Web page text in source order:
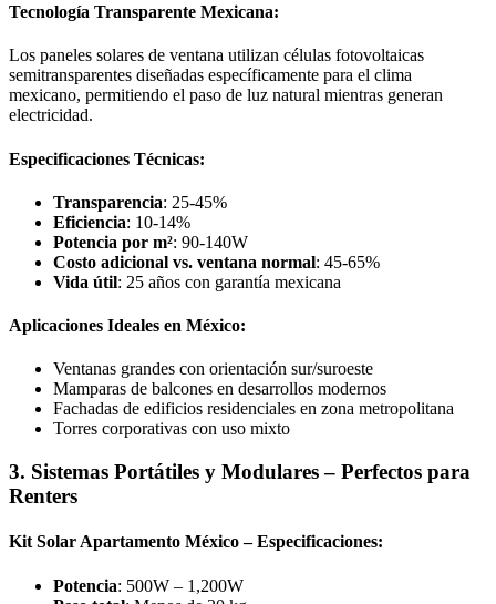
Tecnología Transparente Mexicana:
Los paneles solares de ventana utilizan células fotovoltaicas
semitransparentes diseñadas específicamente para el clima
mexicano, permitiendo el paso de luz natural mientras generan
electricidad.
Especificaciones Técnicas:
Transparencia: 25-45%
Eficiencia: 10-14%
Potencia por m²: 90-140W
Costo adicional vs. ventana normal: 45-65%
Vida útil: 25 años con garantía mexicana
Aplicaciones Ideales en México:
Ventanas grandes con orientación sur/suroeste
Mamparas de balcones en desarrollos modernos
Fachadas de edificios residenciales en zona metropolitana
Torres corporativas con uso mixto
3. Sistemas Portátiles y Modulares – Perfectos para
Renters
Kit Solar Apartamento México – Especificaciones:
Potencia: 500W – 1,200W